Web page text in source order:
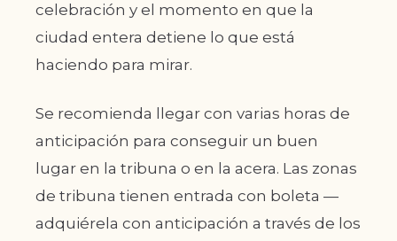
celebración y el momento en que la
ciudad entera detiene lo que está
haciendo para mirar.
Se recomienda llegar con varias horas de
anticipación para conseguir un buen
lugar en la tribuna o en la acera. Las zonas
de tribuna tienen entrada con boleta —
adquiérela con anticipación a través de los